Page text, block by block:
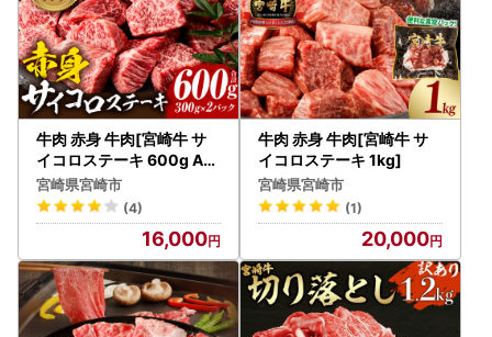
牛肉 赤身 牛肉[宮崎牛 サ
イコロステーキ 600g A5
ランク]
宮崎県宮崎市
(4)
16,000
牛肉 赤身 牛肉[宮崎牛 サ
イコロステーキ 1kg]
宮崎県宮崎市
(1)
20,000